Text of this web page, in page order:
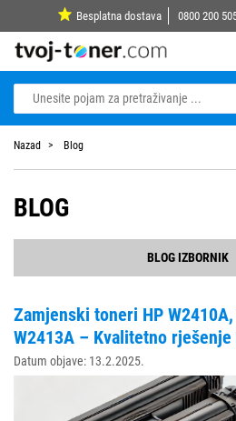
Besplatna dostava 0800 200
Nazad Blog
BLOG
BLOG IZBORNIK
Zamjenski toneri HP
W2413A – Kvalitetno
Datum objave: 13.2.2025.